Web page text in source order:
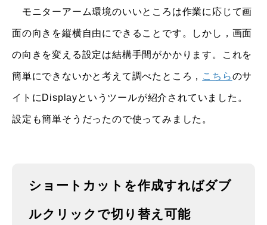
モニターアーム環境のいいところは作業に応じて画
面の向きを縦横自由にできることです。しかし，画面
の向きを変える設定は結構手間がかかります。これを
簡単にできないかと考えて調べたところ， こちらのサ
イトにDisplayというツールが紹介されていました。
設定も簡単そうだったので使ってみました。
ショートカットを作成すればダブ
ルクリックで切り替え可能